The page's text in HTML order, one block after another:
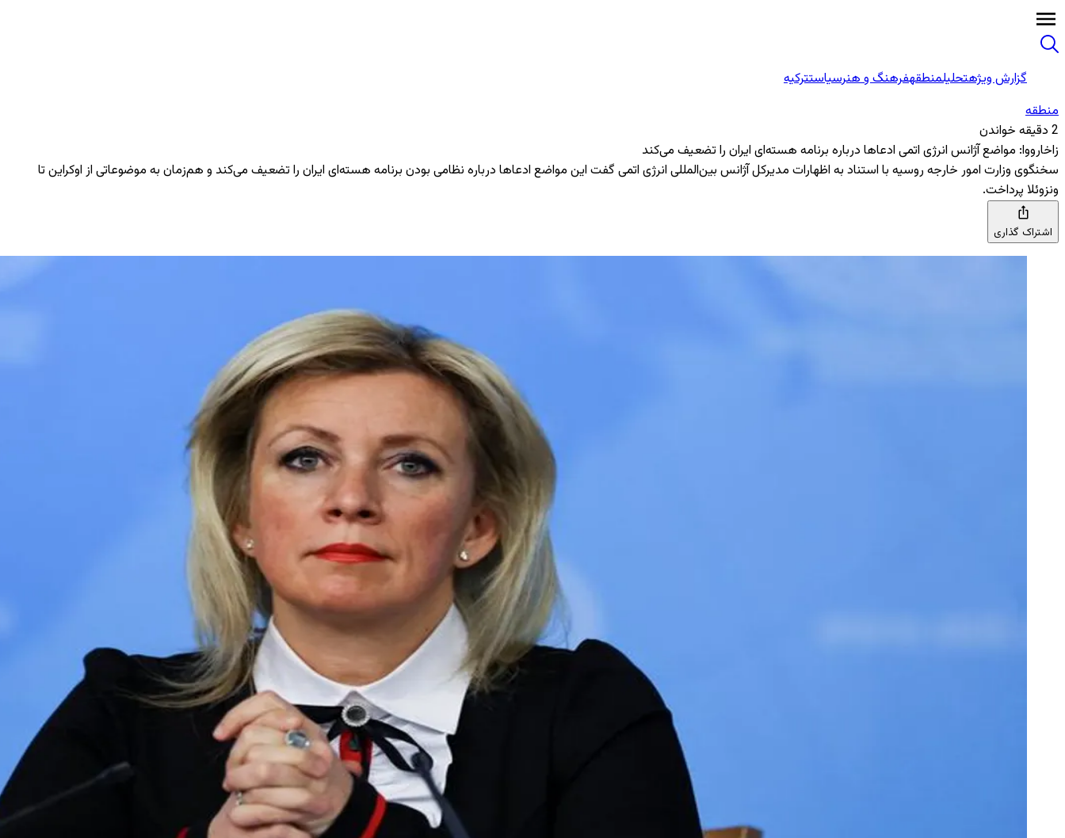
گزارش ویژهتحلیلمنطقهفرهنگ و هنرسیاستترکیه
منطقه‌
2 دقیقه خواندن
زاخارووا: مواضع آژانس انرژی اتمی ادعاها درباره برنامه هسته‌ای ایران را تضعیف می‌کند
سخنگوی وزارت امور خارجه روسیه با استناد به اظهارات مدیرکل آژانس بین‌المللی انرژی اتمی گفت این مواضع ادعاها درباره نظامی بودن برنامه هسته‌ای ایران را تضعیف می‌کند و هم‌زمان به موضوعاتی از اوکراین تا
ونزوئلا پرداخت.
اشتراک گذاری